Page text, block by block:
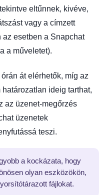
eltűnnek, kivéve,
vagy a címzett
az esetben a Snapchat
a műveletet).
át elérhetők, míg az
ideig tarthat,
az üzenet-megőrzés
üzenetek
teszi.
a kockázata, hogy
olyan eszközökön,
fájlokat.